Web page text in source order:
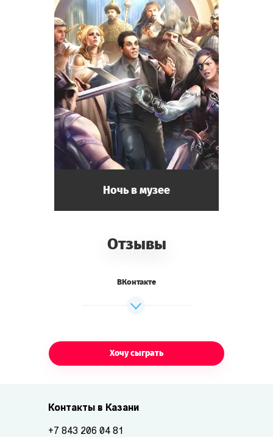
Ночь в музее
Отзывы
ВКонтакте
Хочу сыграть
Контакты в Казани
+7 843 206 04 81